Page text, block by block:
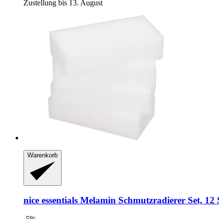
Zustellung bis 13. August
Warenkorb
nice essentials Melamin Schmutzradierer Set, 12